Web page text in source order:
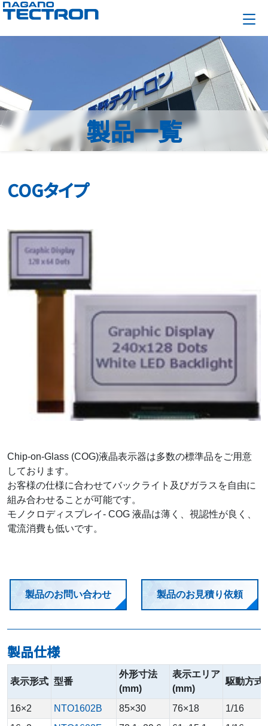
製品一覧
COGタイプ
Chip-on-Glass (COG)液晶表示器は多数の標準品をご用意
しております。
お客様の仕様に合わせてバックライト及びガラスを自由に
組み合わせることが可能です。
モノクロディスプレイ- COG 液晶は薄く、視認性が良く、
電流消費も低いです。
製品のお問い合わせ 製品のお見積り依頼
製品仕様
表示形式 型番
外形寸法
(mm)
表示エリア
(mm)
駆動方式
16×2 NTO1602B 85×30 76×18
1/16